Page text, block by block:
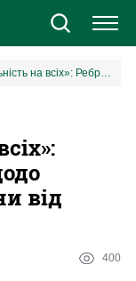
«Відповідальність на всіх»: Ребров зробив заяву щодо поразки збірної України від Швеції
від
400